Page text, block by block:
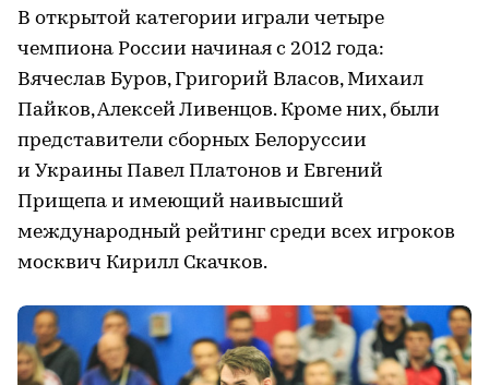
В открытой категории играли четыре
чемпиона России начиная с 2012 года:
Вячеслав Буров, Григорий Власов, Михаил
Пайков, Алексей Ливенцов. Кроме них, были
представители сборных Белоруссии
и Украины Павел Платонов и Евгений
Прищепа и имеющий наивысший
международный рейтинг среди всех игроков
москвич Кирилл Скачков.